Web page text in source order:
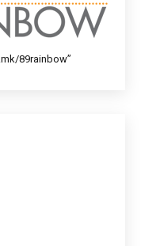
89rainbow”